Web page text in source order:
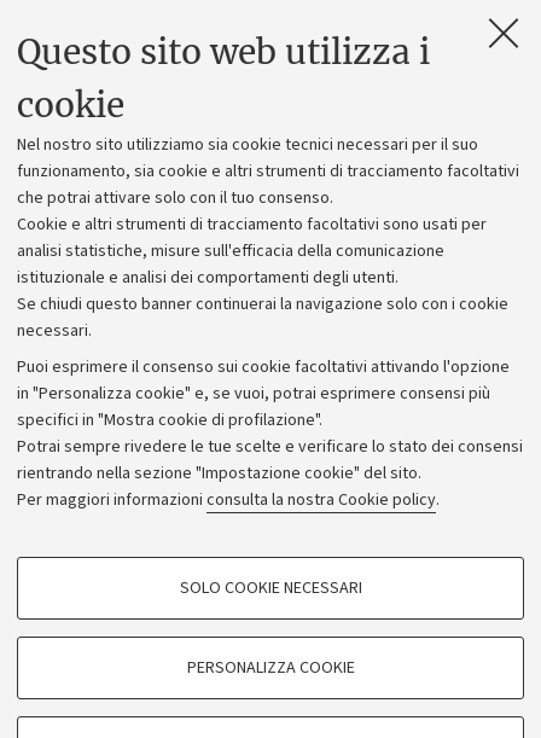
Questo sito web utilizza i
cookie
Nel nostro sito utilizziamo sia cookie tecnici necessari per il suo
funzionamento, sia cookie e altri strumenti di tracciamento facoltativi
che potrai attivare solo con il tuo consenso.
Cookie e altri strumenti di tracciamento facoltativi sono usati per
analisi statistiche, misure sull'efficacia della comunicazione
istituzionale e analisi dei comportamenti degli utenti.
Se chiudi questo banner continuerai la navigazione solo con i cookie
necessari.
Puoi esprimere il consenso sui cookie facoltativi attivando l'opzione
in "Personalizza cookie" e, se vuoi, potrai esprimere consensi più
specifici in "Mostra cookie di profilazione".
Potrai sempre rivedere le tue scelte e verificare lo stato dei consensi
rientrando nella sezione "Impostazione cookie" del sito.
Per maggiori informazioni consulta la nostra Cookie policy.
COOKIE DI PROFILAZIONE - FACOLTATIVI
SOLO COOKIE NECESSARI
PERSONALIZZA COOKIE
Contatti e PEC
Alumni community
Piano strategico
Bilanci
Donazioni e 5x1000
Bandi, gare e concorsi
Albo online
Amministrazione trasparente
Atti di notifica
Informazioni sul sito e accessibilità
Dichiarazione di accessibilità
Privacy e note legali
Impostazioni Cookie
©Copyright 2026 - ALMA MATER STUDIORUM - Università di